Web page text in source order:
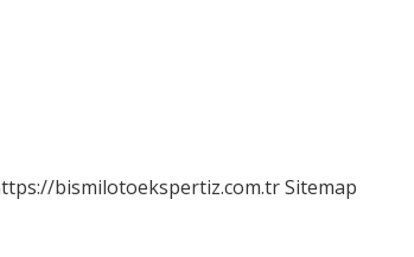
bismilotoekspertiz.com.trSitemap